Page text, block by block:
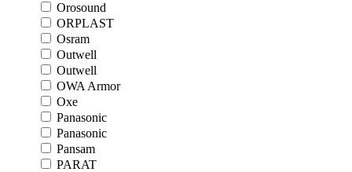
Orosound
ORPLAST
Osram
Outwell
Outwell
OWA Armor
Oxe
Panasonic
Panasonic
Pansam
PARAT